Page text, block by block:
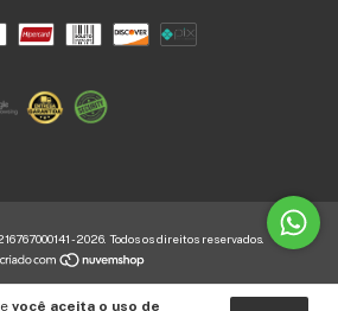
você aceita o uso de
- 2026. Todos os direitos reservados.